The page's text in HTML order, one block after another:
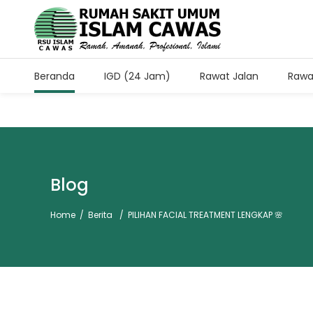
Jam Kunjung Pasien
Beranda IGD (24 Jam) Rawat Jalan
Blog
Home / Berita / PILIHAN FACIAL TREATMENT LENGKAP 🌸